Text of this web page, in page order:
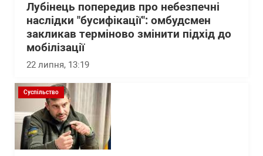
Лубінець попередив про небезпечні
наслідки "бусифікації": омбудсмен
закликав терміново змінити підхід до
мобілізації
22 липня, 13:19
Суспільство